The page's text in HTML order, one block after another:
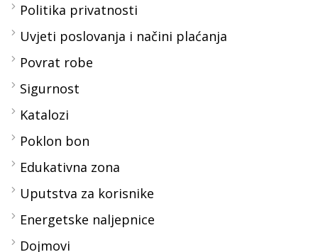
Politika privatnosti
Uvjeti poslovanja i načini plaćanja
Povrat robe
Sigurnost
Katalozi
Poklon bon
Edukativna zona
Uputstva za korisnike
Energetske naljepnice
Dojmovi